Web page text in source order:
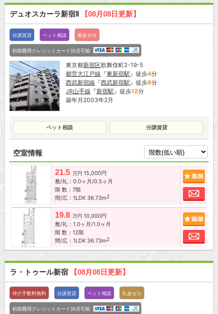
デュオスカーラ新宿Ⅱ 【08月08日更新】
分譲賃貸 ペット相談 敷金ゼロ
初期費用クレジットカード決済可能
東京都新宿区歌舞伎町2-19-5
都営大江戸線 『東新宿駅 』徒歩4分
西武新宿線 『西武新宿駅 』徒歩8分
JR山手線 『新宿駅 』徒歩12分
築年月2003年2月
ペット相談 分譲賃貸
空室情報
21.5 万円 15,000円
敷/礼：0.0ヶ月/0.5ヶ月
階 数：7階
間/広：1LDK 36.73m2
お
19.8 万円 10,000円
敷/礼：1.0ヶ月/1.0ヶ月
階 数：12階
間/広：1LDK 36.73m2
お
ラ・トゥール新宿 【08月08日更新】
仲介手数料無料 分譲賃貸 ペット相談 礼金ゼロ
初期費用クレジットカード決済可能